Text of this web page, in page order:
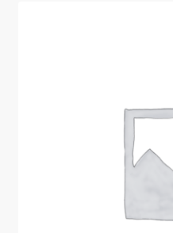
Юридические данные